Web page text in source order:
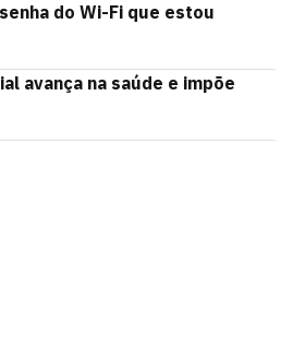
do Wi-Fi que estou
avança na saúde e impõe